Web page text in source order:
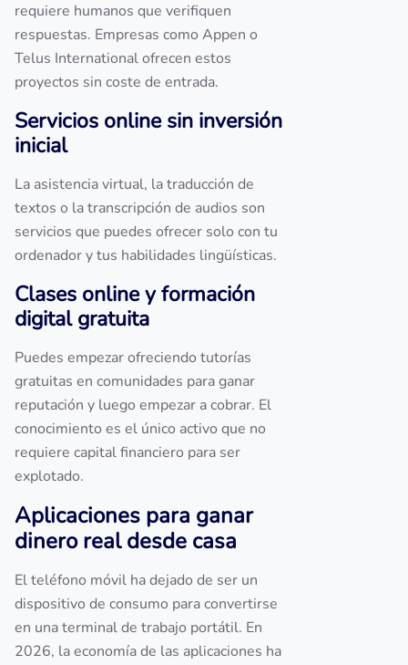
requiere humanos que verifiquen
respuestas. Empresas como Appen o
Telus International ofrecen estos
proyectos sin coste de entrada.
Servicios online sin inversión
inicial
La asistencia virtual, la traducción de
textos o la transcripción de audios son
servicios que puedes ofrecer solo con tu
ordenador y tus habilidades lingüísticas.
Clases online y formación
digital gratuita
Puedes empezar ofreciendo tutorías
gratuitas en comunidades para ganar
reputación y luego empezar a cobrar. El
conocimiento es el único activo que no
requiere capital financiero para ser
explotado.
Aplicaciones para ganar
dinero real desde casa
El teléfono móvil ha dejado de ser un
dispositivo de consumo para convertirse
en una terminal de trabajo portátil. En
2026, la economía de las aplicaciones ha